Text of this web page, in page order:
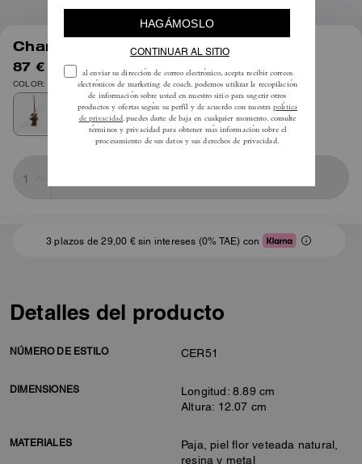
Charm de oso para bolso
87 € 125 €
COLOR: Latón/múltiple
3 plazos de 29,00 € sin intereses (0% TAE) con
Detalles del producto
NÚMERO DE ESTILO CER51
DIMENSIONES
Longitud: 8.89 cm
Altura: 12.07 cm
MATERIALES
Paja, piel flor veteada natural,
resina y metal